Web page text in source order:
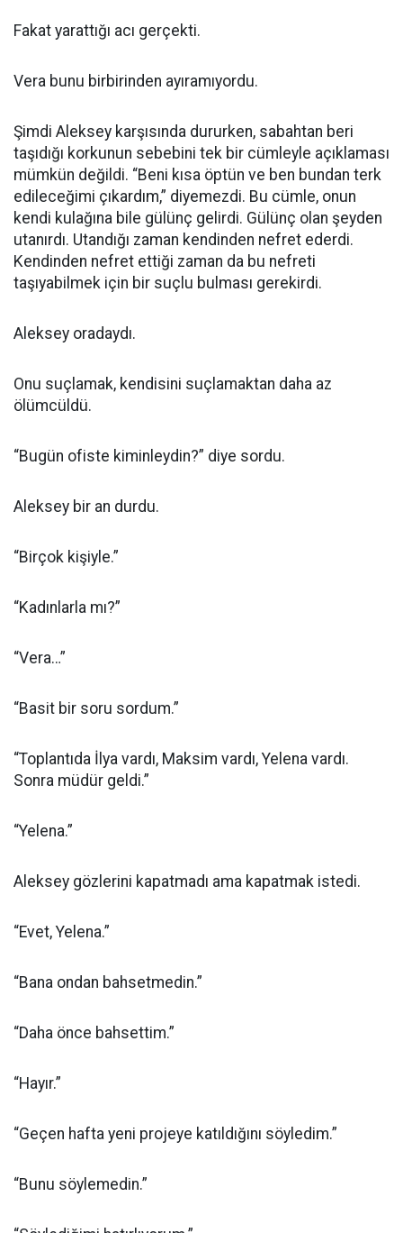
Fakat yarattığı acı gerçekti.
Vera bunu birbirinden ayıramıyordu.
Şimdi Aleksey karşısında dururken, sabahtan beri
taşıdığı korkunun sebebini tek bir cümleyle açıklaması
mümkün değildi. “Beni kısa öptün ve ben bundan terk
edileceğimi çıkardım,” diyemezdi. Bu cümle, onun
kendi kulağına bile gülünç gelirdi. Gülünç olan şeyden
utanırdı. Utandığı zaman kendinden nefret ederdi.
Kendinden nefret ettiği zaman da bu nefreti
taşıyabilmek için bir suçlu bulması gerekirdi.
Aleksey oradaydı.
Onu suçlamak, kendisini suçlamaktan daha az
ölümcüldü.
“Bugün ofiste kiminleydin?” diye sordu.
Aleksey bir an durdu.
“Birçok kişiyle.”
“Kadınlarla mı?”
“Vera…”
“Basit bir soru sordum.”
“Toplantıda İlya vardı, Maksim vardı, Yelena vardı.
Sonra müdür geldi.”
“Yelena.”
Aleksey gözlerini kapatmadı ama kapatmak istedi.
“Evet, Yelena.”
“Bana ondan bahsetmedin.”
“Daha önce bahsettim.”
“Hayır.”
“Geçen hafta yeni projeye katıldığını söyledim.”
“Bunu söylemedin.”